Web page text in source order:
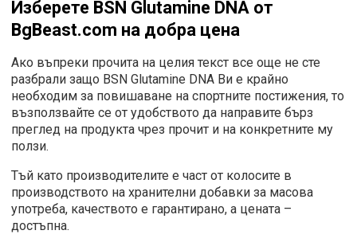
Изберете BSN Glutamine DNA от
BgBeast.com на добра цена
Ако въпреки прочита на целия текст все още не сте
разбрали защо BSN Glutamine DNA Ви е крайно
необходим за повишаване на спортните постижения, то
възползвайте се от удобството да направите бърз
преглед на продукта чрез прочит и на конкретните му
ползи.
Тъй като производителите е част от колосите в
производството на хранителни добавки за масова
употреба, качеството е гарантирано, а цената –
достъпна.